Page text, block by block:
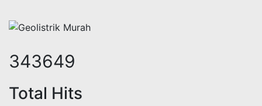
440211
Total Hits